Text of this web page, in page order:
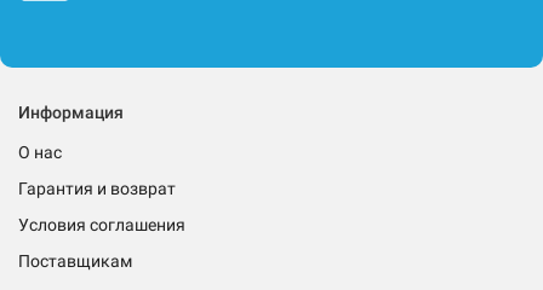
Информация
О нас
Гарантия и возврат
Условия соглашения
Поставщикам